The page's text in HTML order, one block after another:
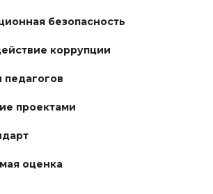
безопасность
коррупции
педагогов
проектами
оценка